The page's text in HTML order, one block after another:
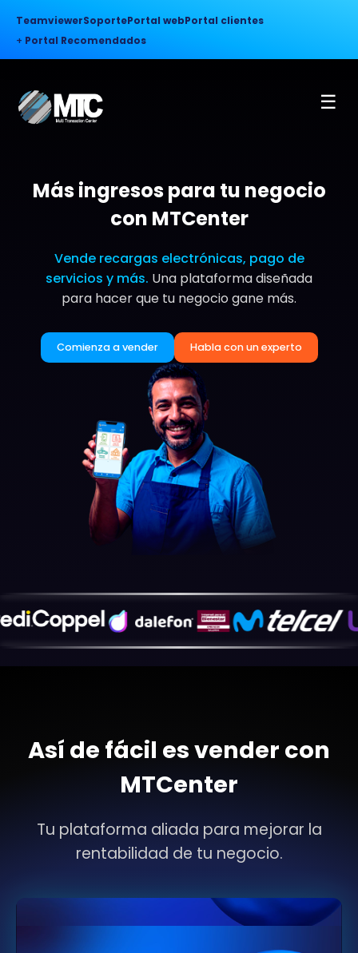
TeamviewerSoportePortal webPortal clientes
+ Portal Recomendados
☰
Más ingresos para tu negocio
con MTCenter
Vende recargas electrónicas, pago de
servicios y más. Una plataforma diseñada
para hacer que tu negocio gane más.
Comienza a vender Habla con un experto
Así de fácil es vender con
MTCenter
Tu plataforma aliada para mejorar la
rentabilidad de tu negocio.